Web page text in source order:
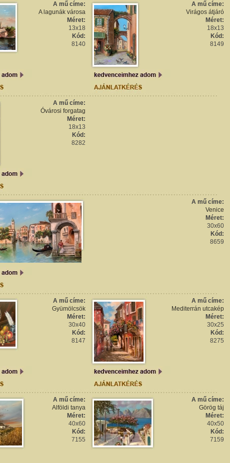
A mű címe:
A lagunák városa
Méret:
13x18
Kód:
8140
A mű címe:
Virágos átjáró
Méret:
18x13
Kód:
8149
A mű címe:
Óvárosi forgatag
Méret:
18x13
Kód:
8282
A mű címe:
Venice
Méret:
30x60
Kód:
8659
A mű címe:
Gyümölcsök
Méret:
30x40
Kód:
8147
A mű címe:
Mediterrán utcakép
Méret:
30x25
Kód:
8275
A mű címe:
Alföldi tanya
Méret:
40x60
Kód:
7155
A mű címe:
Görög táj
Méret:
40x50
Kód:
7159